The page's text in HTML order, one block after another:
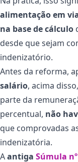
alimentação em
na base de cálculo
desde que sejam
indenizatório.
Antes da reforma,
salário, acima
parte da
percentual, não
que comprovadas
indenizatória.
Aantiga Súmula nº